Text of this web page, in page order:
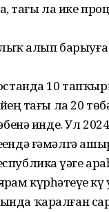
тағы ла ике
алып барыуға
10
тағы ла 20
инде. Ул
ғәмәлгә
үҙәге
күрһәтеүҙе
ҡаралған